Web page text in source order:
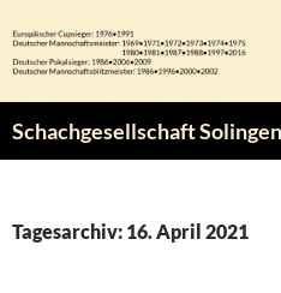
Inhalt
springen
Schachgesellschaft Solingen
Tagesarchiv: 16. April 2021